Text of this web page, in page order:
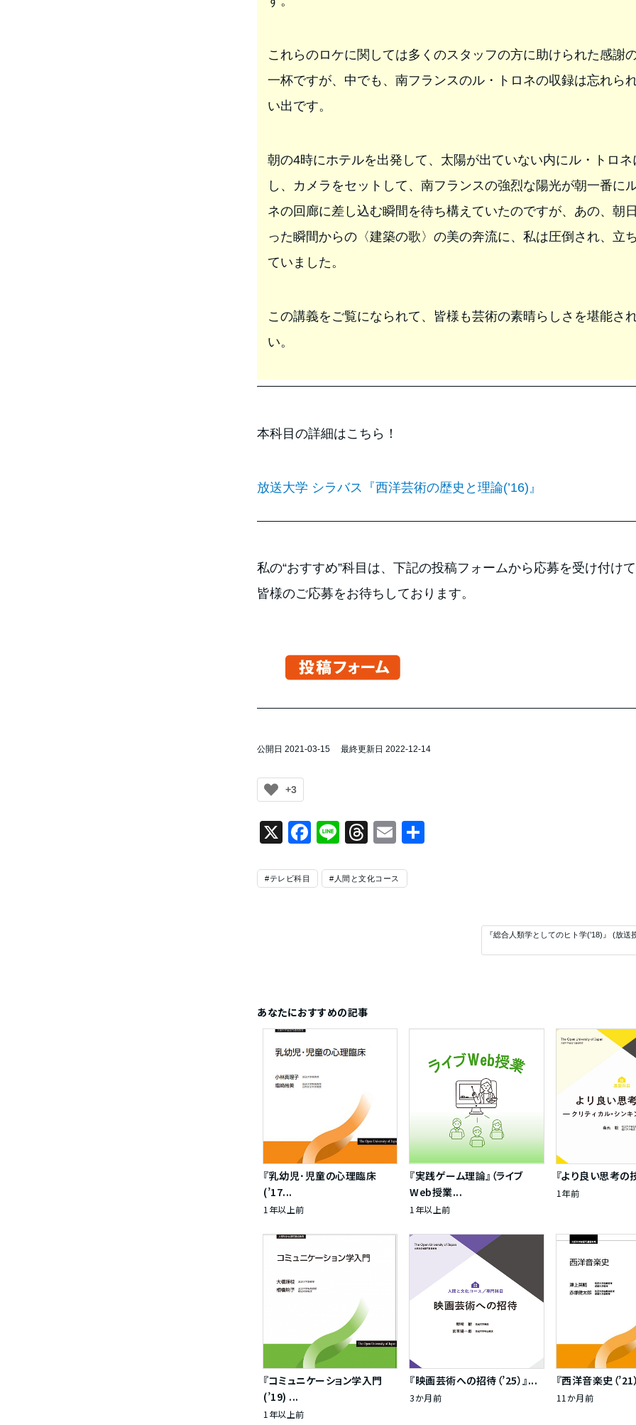
これらのロケに関しては多くのスタッフの方に助けられた感謝
一杯ですが、中でも、南フランスのル・トロネの収録は忘れら
い出です。
朝の4時にホテルを出発して、太陽が出ていない内にル・トロネ
し、カメラをセットして、南フランスの強烈な陽光が朝一番に
ネの回廊に差し込む瞬間を待ち構えていたのですが、あの、朝
った瞬間からの〈建築の歌〉の美の奔流に、私は圧倒され、立
ていました。
この講義をご覧になられて、皆様も芸術の素晴らしさを堪能さ
い。
本科目の詳細はこちら！
放送大学 シラバス『西洋芸術の歴史と理論(’16)』
私の“おすすめ”科目は、下記の投稿フォームから応募を受け付けて
皆様のご応募をお待ちしております。
公開日 2021-03-15 最終更新日 2022-12-14
+3
X Facebook
LineThreads
Email
#テレビ科目 #人間と文化コース
『総合人類学としてのヒト学(’18)』 (放送
あなたにおすすめの記事
『乳幼児･児童の心理臨床
(’17...
1年以上前
『実践ゲーム理論』（ライブ
Web授業...
1年以上前
『より良い思考の
1年前
『コミュニケーション学入門
(’19) ...
1年以上前
『映画芸術への招待（’25）』...
3か月前
『西洋音楽史（’21
11か月前